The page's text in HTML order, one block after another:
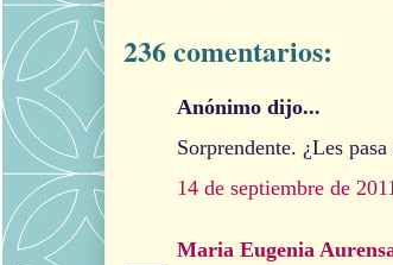
236 comentarios:
Anónimo dijo...
Sorprendente. ¿Les
14 de septiembre de
Maria Eugenia